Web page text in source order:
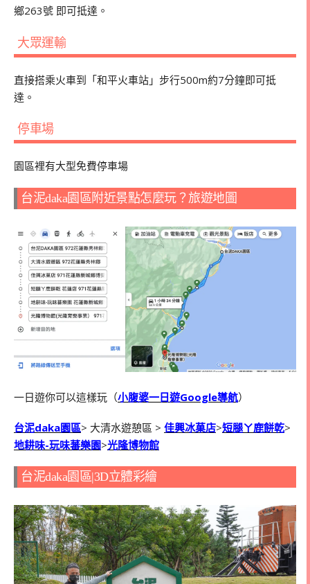
鄉263號 即可抵達。
大眾運輸
直接搭乘火車到「和平火車站」步行500m約7分鐘即可抵
達。
停車場
園區裡有大型免費停車場
台泥daka園區附近景點怎麼玩？旅遊地圖
一日遊你可以這樣玩（小腹婆一日遊Google導航）
台泥daka園區> 大清水遊憩區 > 佳興冰菓店>短腿ㄚ鹿餅乾>
地耕味-玩味蕃樂園>光隆博物館
台泥daka園區|3D立體彩繪